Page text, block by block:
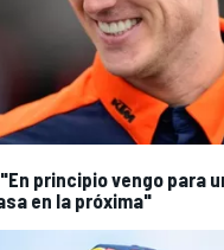
principio vengo para
en la próxima"